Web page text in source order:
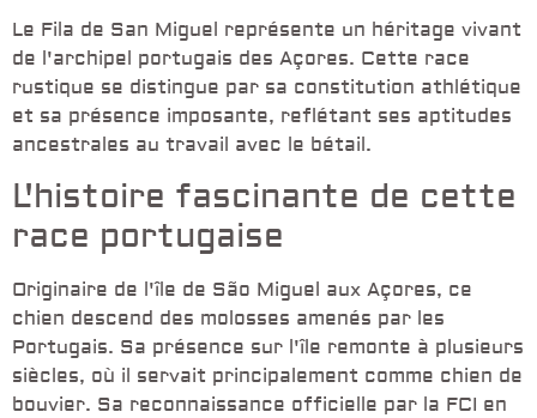
Le Fila de San Miguel représente un héritage vivant
de l'archipel portugais des Açores. Cette race
rustique se distingue par sa constitution athlétique
et sa présence imposante, reflétant ses aptitudes
ancestrales au travail avec le bétail.
L'histoire fascinante de cette
race portugaise
Originaire de l'île de São Miguel aux Açores, ce
chien descend des molosses amenés par les
Portugais. Sa présence sur l'île remonte à plusieurs
siècles, où il servait principalement comme chien de
bouvier. Sa reconnaissance officielle par la FCI en